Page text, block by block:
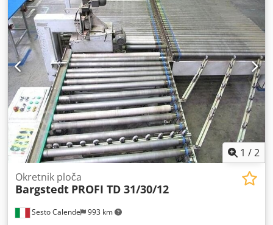
1 /2
Sesto Calende 993 km
Okretnik ploča
Bargstedt PROFI TD 31/30/12